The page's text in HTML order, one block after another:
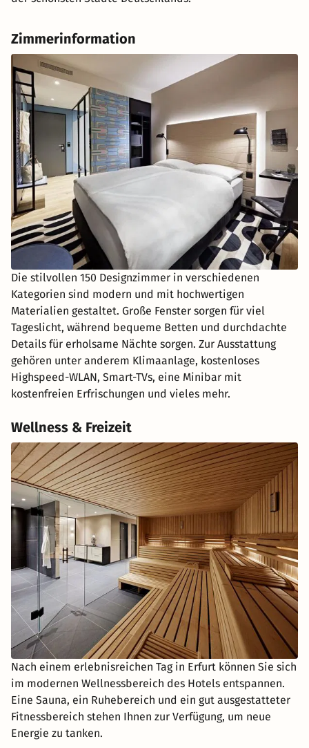
Zimmerinformation
Die stilvollen 150 Designzimmer in verschiedenen
Kategorien sind modern und mit hochwertigen
Materialien gestaltet. Große Fenster sorgen für viel
Tageslicht, während bequeme Betten und durchdachte
Details für erholsame Nächte sorgen. Zur Ausstattung
gehören unter anderem Klimaanlage, kostenloses
Highspeed-WLAN, Smart-TVs, eine Minibar mit
kostenfreien Erfrischungen und vieles mehr.
Wellness & Freizeit
Nach einem erlebnisreichen Tag in Erfurt können Sie sich
im modernen Wellnessbereich des Hotels entspannen.
Eine Sauna, ein Ruhebereich und ein gut ausgestatteter
Fitnessbereich stehen Ihnen zur Verfügung, um neue
Energie zu tanken.